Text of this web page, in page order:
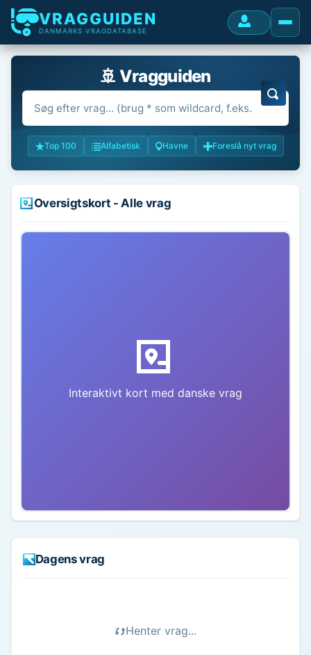
VRAGGUIDEN
DANMARKS VRAGDATABASE
🚢 Vragguiden
Top 100 Alfabetisk Havne Foreslå nyt vrag
Oversigtskort - Alle vrag
Interaktivt kort med danske vrag
Dagens vrag
Henter vrag...